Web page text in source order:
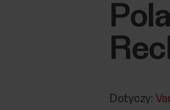
Dotyczy: